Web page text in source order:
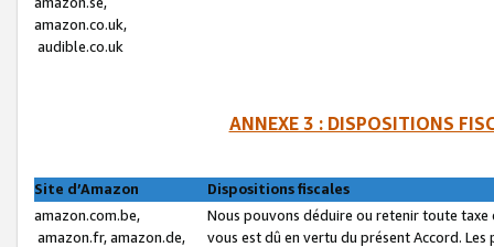
amazon.co.uk,
audible.co.uk
ANNEXE 3 : DISPOSITIONS
Site d’Amazon
Dispositions fiscales
amazon.com.be,
amazon.fr, amazon.de,
Nous pouvons déduire ou retenir toute
vous est dû en vertu du présent Accord.